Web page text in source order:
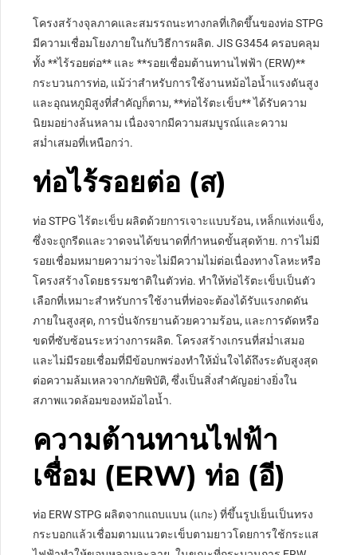
โครงสร้างจุลภาคและสมรรถนะทางกลที่เกิดขึ้นของท่อ STPG
มีความเชื่อมโยงภายในกับวิธีการผลิต. JIS G3454 ครอบคลุม
ทั้ง **ไร้รอยต่อ** และ **รอยเชื่อมต้านทานไฟฟ้า (ERW)**
กระบวนการท่อ, แม้ว่าสำหรับการใช้งานหม้อไอน้ำแรงดันสูง
และอุณหภูมิสูงที่สำคัญก็ตาม, **ท่อไร้ตะเข็บ** ได้รับความ
นิยมอย่างล้นหลาม เนื่องจากมีความสมบูรณ์และความ
สม่ำเสมอที่เหนือกว่า.
ท่อไร้รอยต่อ (ส)
ท่อ STPG ไร้ตะเข็บ ผลิตด้วยการเจาะแบบร้อน, เหล็กแท่งแข็ง,
ซึ่งจะถูกรีดและวาดจนได้ขนาดที่กำหนดขั้นสุดท้าย. การไม่มี
รอยเชื่อมหมายความว่าจะไม่มีความไม่ต่อเนื่องทางโลหะหรือ
โครงสร้างโดยธรรมชาติในตัวท่อ. ทำให้ท่อไร้ตะเข็บเป็นตัว
เลือกที่เหมาะสำหรับการใช้งานที่ท่อจะต้องได้รับแรงกดดัน
ภายในสูงสุด, การปั่นจักรยานด้วยความร้อน, และการดัดหรือ
ขดที่ซับซ้อนระหว่างการผลิต. โครงสร้างเกรนที่สม่ำเสมอ
และไม่มีรอยเชื่อมที่มีข้อบกพร่องทำให้มั่นใจได้ถึงระดับสูงสุด
ต่อความล้มเหลวจากภัยพิบัติ, ซึ่งเป็นสิ่งสำคัญอย่างยิ่งใน
สภาพแวดล้อมของหม้อไอน้ำ.
ความต้านทานไฟฟ้า
เชื่อม (ERW) ท่อ (อี)
ท่อ ERW STPG ผลิตจากแถบแบน (แกะ) ที่ขึ้นรูปเย็นเป็นทรง
กระบอกแล้วเชื่อมตามแนวตะเข็บตามยาวโดยการใช้กระแส